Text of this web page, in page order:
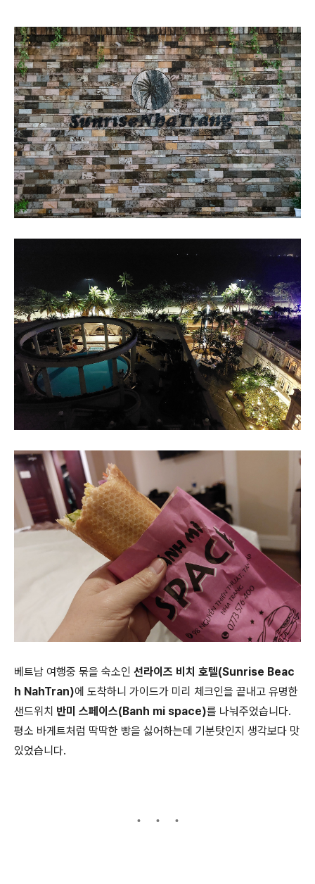
베트남 여행중 묶을 숙소인 선라이즈 비치 호텔(Sunrise Beac
h NahTran)에 도착하니 가이드가 미리 체크인을 끝내고 유명한
샌드위치 반미 스페이스(Banh mi space)를 나눠주었습니다.
평소 바게트처럼 딱딱한 빵을 싫어하는데 기분탓인지 생각보다 맛
있었습니다.